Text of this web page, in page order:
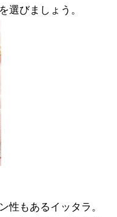
選びましょう。
性もあるイッタラ。